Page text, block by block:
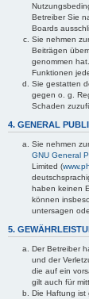
Betreiber Sie
Boards
Sie nehmen
Beiträgen
genommen
Funktionen
Sie gestatten
gegen o. g.
Schaden
4. GENERAL
Sie nehmen
GNU General
Limited (
haben keinen
können
untersagen
5.
Der Betreiber
und der
die auf ein
gilt auch für
Die Haftung ist